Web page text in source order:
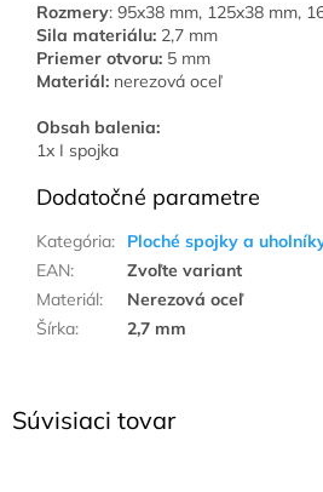
Súvisiaci tovar
Rozmery: 95x38 mm, 125x38 mm,
Sila materiálu: 2,7 mm
Priemer otvoru: 5 mm
Materiál: nerezová oceľ
Obsah balenia:
1x I spojka
Dodatočné parametre
Kategória:
Ploché spojky a
EAN:
Zvoľte variant
Materiál:
Nerezová oceľ
Šírka: 2,7 mm